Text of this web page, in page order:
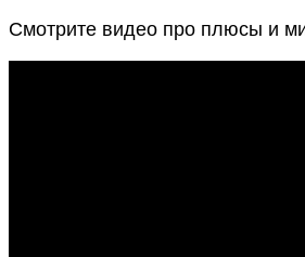
Смотрите видео про плюсы и